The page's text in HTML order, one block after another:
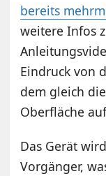
bereits
weitere Infos
Eindruck von
dem gleich
Oberfläche
Das Gerät
Vorgänger,